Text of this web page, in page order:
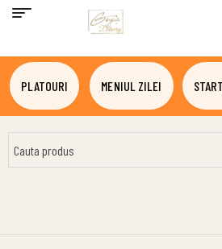
PLATOURI MENIUL ZILEI